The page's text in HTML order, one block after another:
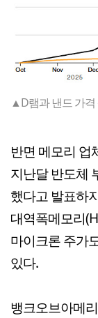
▲D램과 낸드 가격
반면 메모리 업
지난달 반도체
했다고 발표하
대역폭메모리
마이크론 주가
있다.
뱅크오브아메